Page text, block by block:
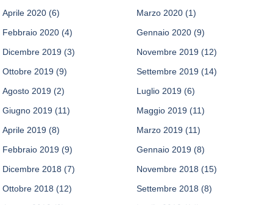
Aprile 2020 (6) Marzo 2020 (1)
Febbraio 2020 (4) Gennaio 2020 (9)
Dicembre 2019 (3) Novembre 2019 (12)
Ottobre 2019 (9) Settembre 2019 (14)
Agosto 2019 (2) Luglio 2019 (6)
Giugno 2019 (11) Maggio 2019 (11)
Aprile 2019 (8) Marzo 2019 (11)
Febbraio 2019 (9) Gennaio 2019 (8)
Dicembre 2018 (7) Novembre 2018 (15)
Ottobre 2018 (12) Settembre 2018 (8)